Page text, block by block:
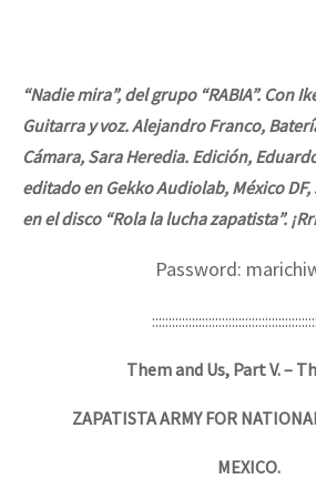
“Nadie mira”, del grupo “RABIA”. Con
Guitarra y voz. Alejandro Franco,
Cámara, Sara Heredia. Edición,
editado en Gekko Audiolab, México
en el disco “Rola la lucha zapatista”.
Password:
Them and Us, Part V. –
ZAPATISTA ARMY FOR
MEXICO.